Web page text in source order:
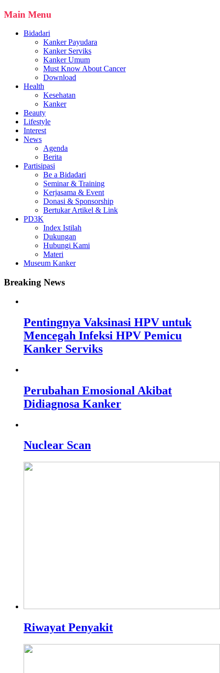
Main Menu
Bidadari
Kanker Payudara
Kanker Serviks
Kanker Umum
Must Know About Cancer
Download
Health
Kesehatan
Kanker
Beauty
Lifestyle
Interest
News
Agenda
Berita
Partisipasi
Be a Bidadari
Seminar & Training
Kerjasama & Event
Donasi & Sponsorship
Bertukar Artikel & Link
PD3K
Index Istilah
Dukungan
Hubungi Kami
Materi
Museum Kanker
Breaking News
Pentingnya Vaksinasi HPV untuk
Mencegah Infeksi HPV Pemicu
Kanker Serviks
Perubahan Emosional Akibat
Didiagnosa Kanker
Nuclear Scan
Riwayat Penyakit